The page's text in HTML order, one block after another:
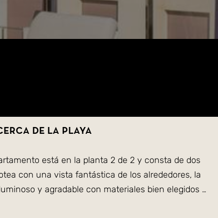
de la playa
está en la planta 2 de 2 y consta de dos
con una vista fantástica de los alrededores, la
y agradable con materiales bien elegidos y
El piso tambien tiene su plaza de garaje con